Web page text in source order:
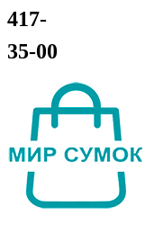
417-
35-00